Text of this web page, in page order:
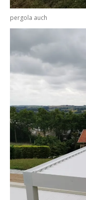
pergola auch